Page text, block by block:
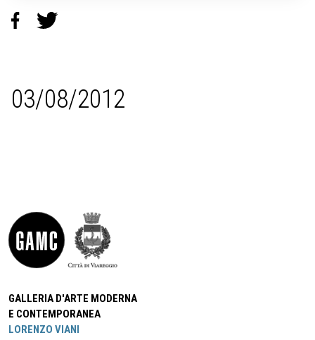
03/08/2012
GALLERIA D'ARTE MODERNA
E CONTEMPORANEA
LORENZO VIANI